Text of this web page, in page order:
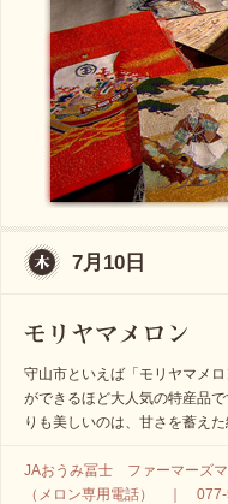
7月10日
守山市といえば「モリヤマメ
ができるほど大人気の特産品
りも美しいのは、甘さを蓄え
JAおうみ冨士 ファーマーズ
（メロン専用電話） ｜